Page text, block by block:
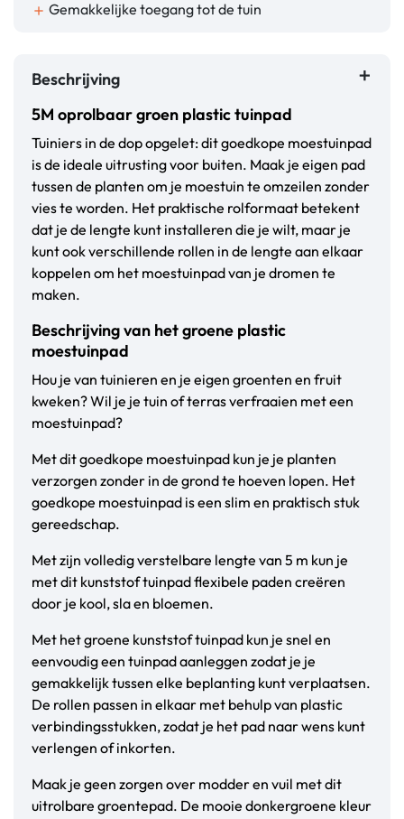
add Gemakkelijke toegang tot de tuin
Beschrijving
5M oprolbaar groen plastic tuinpad
Tuiniers in de dop opgelet: dit goedkope moestuinpad
is de ideale uitrusting voor buiten. Maak je eigen pad
tussen de planten om je moestuin te omzeilen zonder
vies te worden. Het praktische rolformaat betekent
dat je de lengte kunt installeren die je wilt, maar je
kunt ook verschillende rollen in de lengte aan elkaar
koppelen om het moestuinpad van je dromen te
maken.
Beschrijving van het groene plastic
moestuinpad
Hou je van tuinieren en je eigen groenten en fruit
kweken? Wil je je tuin of terras verfraaien met een
moestuinpad?
Met dit goedkope moestuinpad kun je je planten
verzorgen zonder in de grond te hoeven lopen. Het
goedkope moestuinpad is een slim en praktisch stuk
gereedschap.
Met zijn volledig verstelbare lengte van 5 m kun je
met dit kunststof tuinpad flexibele paden creëren
door je kool, sla en bloemen.
Met het groene kunststof tuinpad kun je snel en
eenvoudig een tuinpad aanleggen zodat je je
gemakkelijk tussen elke beplanting kunt verplaatsen.
De rollen passen in elkaar met behulp van plastic
verbindingsstukken, zodat je het pad naar wens kunt
verlengen of inkorten.
Maak je geen zorgen over modder en vuil met dit
uitrolbare groentepad. De mooie donkergroene kleur